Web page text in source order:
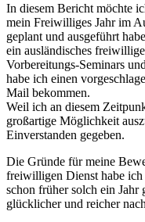
In diesem Bericht möchte
mein Freiwilliges Jahr im
geplant und ausgeführt
ein ausländisches
Vorbereitungs-Seminars
habe ich einen
Mail bekommen.
Weil ich an diesem
großartige Möglichkeit
Einverstanden gegeben.
Die Gründe für meine
freiwilligen Dienst habe ich
schon früher solch ein Jahr
glücklicher und reicher